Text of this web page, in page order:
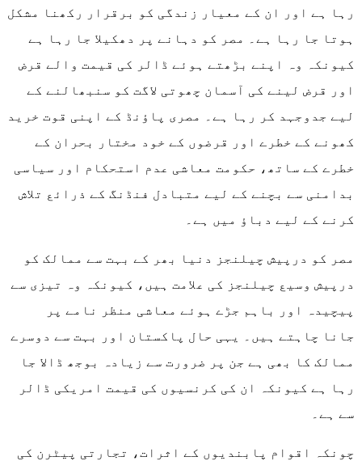
رہا ہے اور ان کے معیار زندگی کو برقرار رکھنا مشکل
ہوتا جا رہا ہے۔ مصر کو دہانے پر دھکیلا جا رہا ہے
کیونکہ وہ اپنے بڑھتے ہوئے ڈالر کی قیمت والے قرض
اور قرض لینے کی آسمان چھوتی لاگت کو سنبھالنے کے
لیے جدوجہد کر رہا ہے۔ مصری پاؤنڈ کے اپنی قوت خرید
کھونے کے خطرے اور قرضوں کے خود مختار بحران کے
خطرے کے ساتھ، حکومت معاشی عدم استحکام اور سیاسی
بدامنی سے بچنے کے لیے متبادل فنڈنگ کے ذرائع تلاش
کرنے کے لیے دباؤ میں ہے۔
مصر کو درپیش چیلنجز دنیا بھر کے بہت سے ممالک کو
درپیش وسیع چیلنجز کی علامت ہیں، کیونکہ وہ تیزی سے
پیچیدہ اور باہم جڑے ہوئے معاشی منظر نامے پر
جانا چاہتے ہیں۔ یہی حال پاکستان اور بہت سے دوسرے
ممالک کا بھی ہے جن پر ضرورت سے زیادہ بوجھ ڈالا جا
رہا ہے کیونکہ ان کی کرنسیوں کی قیمت امریکی ڈالر
سے ہے۔
چونکہ اقوام پابندیوں کے اثرات، تجارتی پیٹرن کی